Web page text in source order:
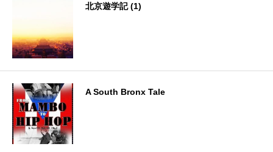
北京遊学記 (1)
A South Bronx Tale